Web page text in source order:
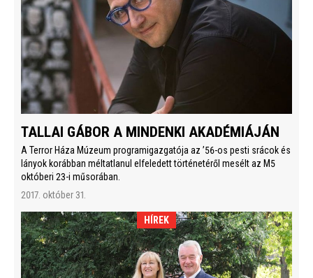
TALLAI GÁBOR A MINDENKI AKADÉMIÁJÁN
A Terror Háza Múzeum programigazgatója az ’56-os pesti srácok és
lányok korábban méltatlanul elfeledett történetéről mesélt az M5
októberi 23-i műsorában.
2017. október 31.
HÍREK